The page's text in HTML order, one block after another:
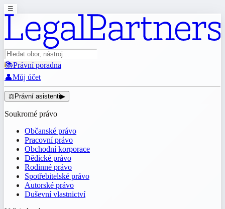
☰
📚Právní poradna
👤Můj účet
⚖️ Právní asistenti▶
Soukromé právo
Občanské právo
Pracovní právo
Obchodní korporace
Dědické právo
Rodinné právo
Spotřebitelské právo
Autorské právo
Duševní vlastnictví